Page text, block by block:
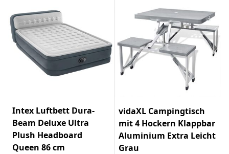
Intex Luftbett Dura-
Beam Deluxe Ultra
Plush Headboard
Queen 86 cm
vidaXL Campingtisch
mit 4 Hockern Klappbar
Aluminium Extra Leicht
Grau